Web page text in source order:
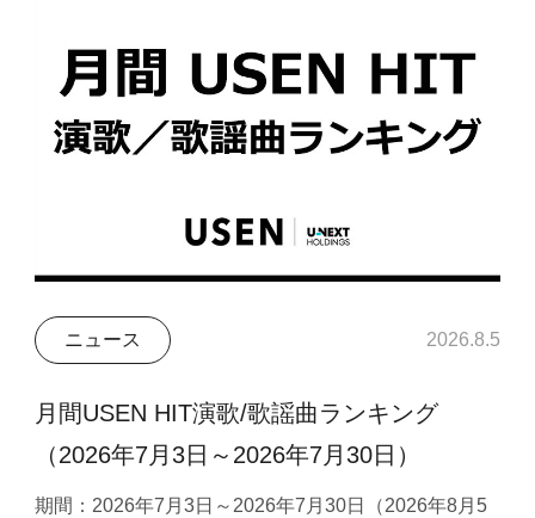
ニュース 2026.8.5
月間USEN HIT演歌/歌謡曲ランキング
（2026年7月3日～2026年7月30日）
期間：2026年7月3日～2026年7月30日（2026年8月5